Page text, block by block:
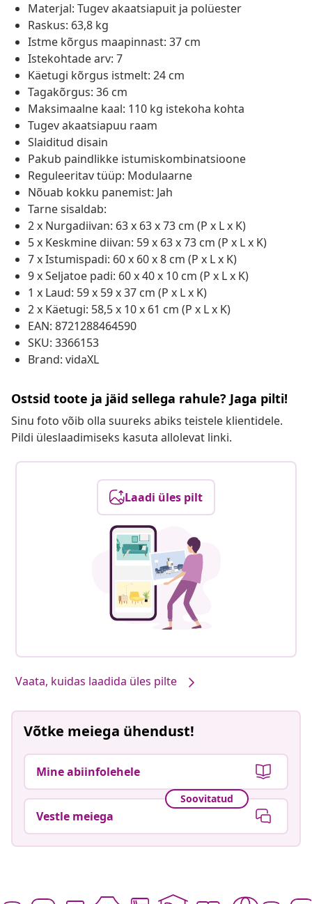
Materjal: Tugev akaatsiapuit ja polüester
Raskus: 63,8 kg
Istme kõrgus maapinnast: 37 cm
Istekohtade arv: 7
Käetugi kõrgus istmelt: 24 cm
Tagakõrgus: 36 cm
Maksimaalne kaal: 110 kg istekoha kohta
Tugev akaatsiapuu raam
Slaiditud disain
Pakub paindlikke istumiskombinatsioone
Reguleeritav tüüp: Modulaarne
Nõuab kokku panemist: Jah
Tarne sisaldab:
2 x Nurgadiivan: 63 x 63 x 73 cm (P x L x K)
5 x Keskmine diivan: 59 x 63 x 73 cm (P x L x K)
7 x Istumispadi: 60 x 60 x 8 cm (P x L x K)
9 x Seljatoe padi: 60 x 40 x 10 cm (P x L x K)
1 x Laud: 59 x 59 x 37 cm (P x L x K)
2 x Käetugi: 58,5 x 10 x 61 cm (P x L x K)
EAN: 8721288464590
SKU: 3366153
Brand: vidaXL
Ostsid toote ja jäid sellega rahule? Jaga pilti!
Sinu foto võib olla suureks abiks teistele klientidele.
Pildi üleslaadimiseks kasuta allolevat linki.
Laadi üles pilt
Vaata, kuidas laadida üles pilte
Võtke meiega ühendust!
Mine abiinfolehele
Soovitatud
Vestle meiega